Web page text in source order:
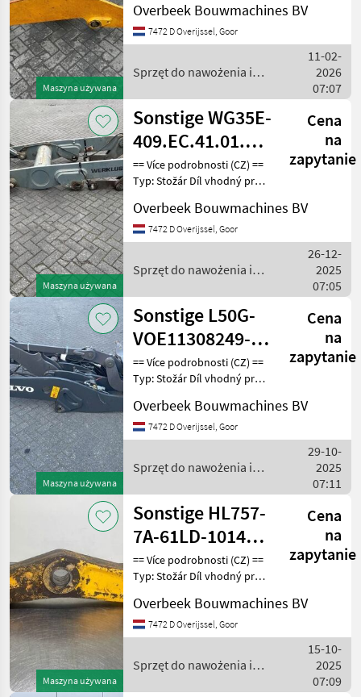
Maszyna używana
konstrukce DPH/marže:
Odpočet DPH pro
podnikatele Sériové číslo:
Overbeek Bouwmachines BV
7472 D Overijssel, Goor
Sprzęt do nawożenia i
11-02-
2026
07:07
Maszyna używana
Sonstige WG35E-
409.EC.41.01.00-
Lifting
framework/Giek
Cena
na
zapytanie
== Více podrobnosti (CZ) ==
Typ: Stožár Díl vhodný pro:
konstrukce DPH/marže:
Odpočet DPH pro
podnikatele Sériové číslo:
Overbeek Bouwmachines BV
7472 D Overijssel, Goor
Sprzęt do nawożenia i
26-12-
2025
07:05
Maszyna używana
Sonstige L50G-
VOE11308249-
Lifting
framework/Schaufelarm
Cena
na
zapytanie
== Více podrobnosti (CZ) ==
Typ: Stožár Díl vhodný pro:
konstrukce DPH/marže:
Odpočet DPH pro
podnikatele Sériové číslo:
Overbeek Bouwmachines BV
7472 D Overijssel, Goor
Sprzęt do nawożenia i
29-10-
2025
07:11
Maszyna używana
Sonstige HL757-
7A-61LD-10141 /
61LD-10151-Bell
crank
Cena
na
zapytanie
== Více podrobnosti (CZ) ==
Typ: Stožár Díl vhodný pro:
konstrukce DPH/marže:
Odpočet DPH pro
podnikatele Sériové číslo:
Overbeek Bouwmachines BV
7472 D Overijssel, Goor
Sprzęt do nawożenia i
15-10-
2025
07:09